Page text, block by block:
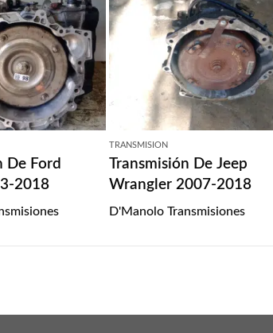
De Ford
2018
TRANSMISION
Transmisión De Jeep
Wrangler 2007-2018
D'Manolo Transmisiones